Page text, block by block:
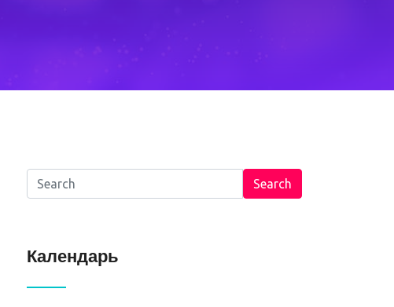
Search
Календарь